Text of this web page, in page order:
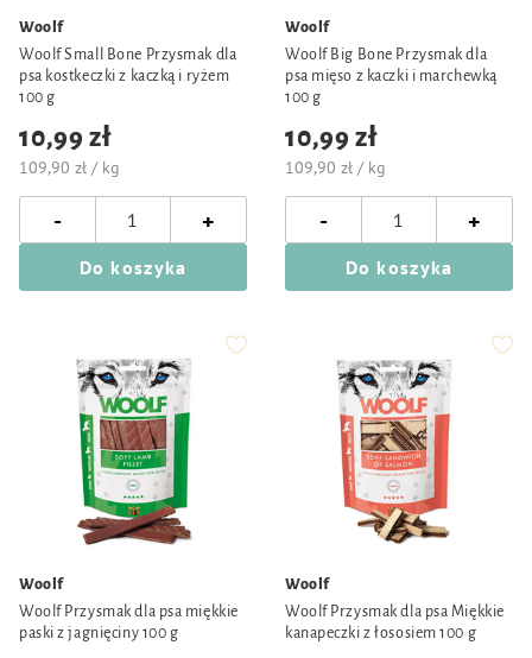
Woolf
Woolf Small Bone Przysmak dla
psa kostkeczki z kaczką i ryżem
100 g
10,99 zł
109,90 zł / kg
- +
Do koszyka
Woolf
Woolf Big Bone Przysmak dla
psa mięso z kaczki i marchewką
100 g
10,99 zł
109,90 zł / kg
- +
Do koszyka
Woolf
Woolf Przysmak dla psa miękkie
paski z jagnięciny 100 g
Woolf
Woolf Przysmak dla psa Miękkie
kanapeczki z łososiem 100 g